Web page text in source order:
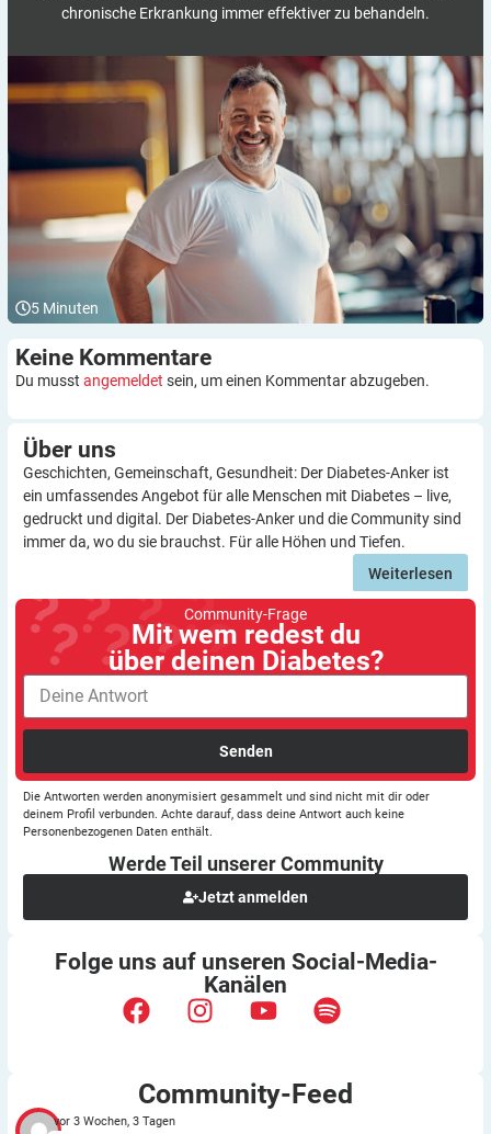
chronische Erkrankung immer effektiver zu behandeln.
5 Minuten
Keine Kommentare
Du musst angemeldet sein, um einen Kommentar abzugeben.
Über uns
Geschichten, Gemeinschaft, Gesundheit: Der Diabetes-Anker ist
ein umfassendes Angebot für alle Menschen mit Diabetes – live,
gedruckt und digital. Der Diabetes-Anker und die Community sind
immer da, wo du sie brauchst. Für alle Höhen und Tiefen.
Weiterlesen
Community-Frage
Mit wem redest du
über deinen Diabetes?
Senden
Die Antworten werden anonymisiert gesammelt und sind nicht mit dir oder
deinem Profil verbunden. Achte darauf, dass deine Antwort auch keine
Personenbezogenen Daten enthält.
Werde Teil unserer Community
Jetzt anmelden
Folge uns auf unseren Social-Media-
Kanälen
Community-Feed
vor 3 Wochen, 3 Tagen